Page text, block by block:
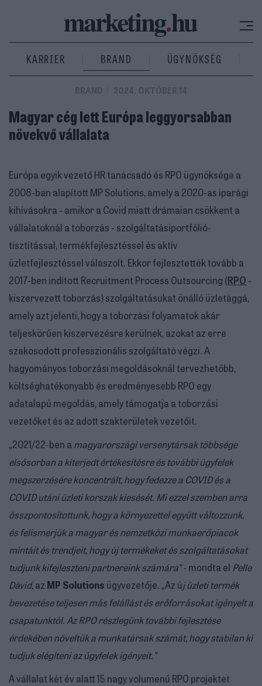
KARRIER BRAND ÜGYNÖKSÉG
Magyar cég lett Európa leggyorsabban
növekvő vállalata
Európa egyik vezető HR tanácsadó és RPO ügynöksége a
2008-ban alapított MP Solutions, amely a 2020-as iparági
kihívásokra - amikor a Covid miatt drámaian csökkent a
vállalatoknál a toborzás - szolgáltatásiportfólió-
tisztítással, termékfejlesztéssel és aktív
üzletfejlesztéssel válaszolt. Ekkor fejlesztették tovább a
2017-ben indított Recruitment Process Outsourcing (RPO -
kiszervezett toborzás) szolgáltatásukat önálló üzletággá,
amely azt jelenti, hogy a toborzási folyamatok akár
teljeskörűen kiszervezésre kerülnek, azokat az erre
szakosodott professzionális szolgáltató végzi. A
hagyományos toborzási megoldásoknál tervezhetőbb,
költséghatékonyabb és eredményesebb RPO egy
adatalapú megoldás, amely támogatja a toborzási
vezetőket és az adott szakterületek vezetőit.
„2021/22-ben a magyarországi versenytársak többsége
elsősorban a kiterjedt értékesítésre és további ügyfelek
megszerzésére koncentrált, hogy fedezze a COVID és a
COVID utáni üzleti korszak kiesését. Mi ezzel szemben arra
összpontosítottunk, hogy a környezettel együtt változzunk,
és felismerjük a magyar és nemzetközi munkaerőpiacok
mintáit és trendjeit, hogy új termékeket és szolgáltatásokat
tudjunk kifejleszteni partnereink számára”- mondta el Pelle
Dávid,az MP Solutions ügyvezetője. „Az új üzleti termék
bevezetése teljesen más felállást és erőforrásokat igényelt a
csapatunktól. Az RPO részlegünk további fejlesztése
érdekében növeltük a munkatársak számát, hogy stabilan ki
tudjuk elégíteni az ügyfelek igényeit.”
A vállalat két év alatt 15 nagy volumenű RPO projektet